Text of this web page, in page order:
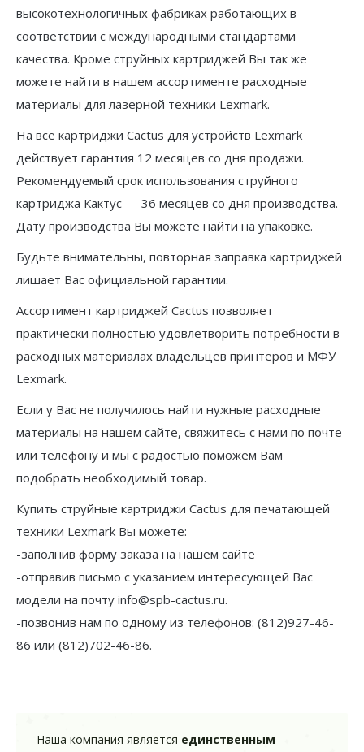
высокотехнологичных фабриках работающих в
соответствии с международными стандартами
качества. Кроме струйных картриджей Вы так же
можете найти в нашем ассортименте расходные
материалы для лазерной техники Lexmark.
На все картриджи Cactus для устройств Lexmark
действует гарантия 12 месяцев со дня продажи.
Рекомендуемый срок использования струйного
картриджа Кактус — 36 месяцев со дня производства.
Дату производства Вы можете найти на упаковке.
Будьте внимательны, повторная заправка картриджей
лишает Вас официальной гарантии.
Ассортимент картриджей Cactus позволяет
практически полностью удовлетворить потребности в
расходных материалах владельцев принтеров и МФУ
Lexmark.
Если у Вас не получилось найти нужные расходные
материалы на нашем сайте, свяжитесь с нами по почте
или телефону и мы с радостью поможем Вам
подобрать необходимый товар.
Купить струйные картриджи Cactus для печатающей
техники Lexmark Вы можете:
-заполнив форму заказа на нашем сайте
-отправив письмо с указанием интересующей Вас
модели на почту info@spb-cactus.ru.
-позвонив нам по одному из телефонов: (812)927-46-
86 или (812)702-46-86.
Наша компания является единственным